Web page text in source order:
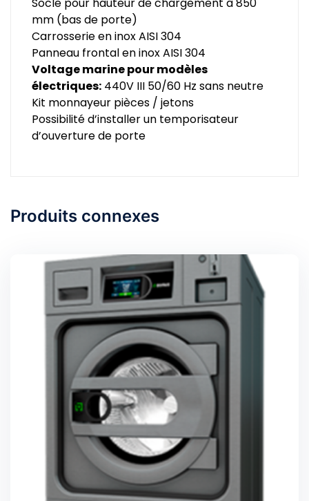
Socle pour hauteur de chargement à 850
mm (bas de porte)
Carrosserie en inox AISI 304
Panneau frontal en inox AISI 304
Voltage marine pour modèles
électriques: 440V III 50/60 Hz sans neutre
Kit monnayeur pièces / jetons
Possibilité d’installer un temporisateur
d’ouverture de porte
Produits connexes